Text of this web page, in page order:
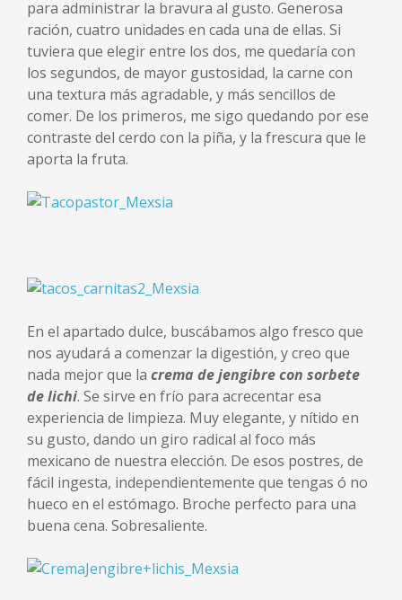
para administrar la bravura al gusto. Generosa
ración, cuatro unidades en cada una de ellas. Si
tuviera que elegir entre los dos, me quedaría con
los segundos, de mayor gustosidad, la carne con
una textura más agradable, y más sencillos de
comer. De los primeros, me sigo quedando por ese
contraste del cerdo con la piña, y la frescura que le
aporta la fruta.
En el apartado dulce, buscábamos algo fresco que
nos ayudará a comenzar la digestión, y creo que
nada mejor que la crema de jengibre con sorbete
de lichi. Se sirve en frío para acrecentar esa
experiencia de limpieza. Muy elegante, y nítido en
su gusto, dando un giro radical al foco más
mexicano de nuestra elección. De esos postres, de
fácil ingesta, independientemente que tengas ó no
hueco en el estómago. Broche perfecto para una
buena cena. Sobresaliente.